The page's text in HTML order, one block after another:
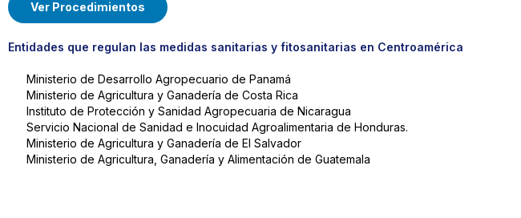
Ver Procedimientos
Entidades que regulan las medidas sanitarias y fitosanitarias en Centroamérica
Ministerio de Desarrollo Agropecuario de Panamá
Ministerio de Agricultura y Ganadería de Costa Rica
Instituto de Protección y Sanidad Agropecuaria de Nicaragua
Servicio Nacional de Sanidad e Inocuidad Agroalimentaria de Honduras.
Ministerio de Agricultura y Ganadería de El Salvador
Ministerio de Agricultura, Ganadería y Alimentación de Guatemala